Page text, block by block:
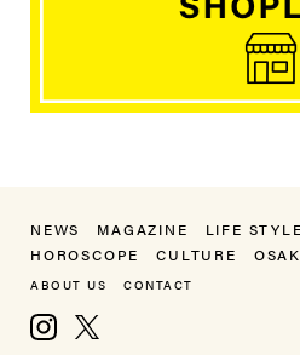
NEWS MAGAZINE LIFE STYLE
HOROSCOPE
CULTURE
ABOUT US CONTACT
Instagram